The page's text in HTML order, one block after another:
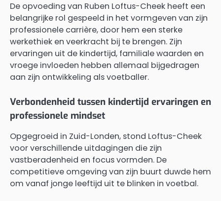
De opvoeding van Ruben Loftus-Cheek heeft een
belangrijke rol gespeeld in het vormgeven van zijn
professionele carrière, door hem een sterke
werkethiek en veerkracht bij te brengen. Zijn
ervaringen uit de kindertijd, familiale waarden en
vroege invloeden hebben allemaal bijgedragen
aan zijn ontwikkeling als voetballer.
Verbondenheid tussen kindertijd ervaringen en
professionele mindset
Opgegroeid in Zuid-Londen, stond Loftus-Cheek
voor verschillende uitdagingen die zijn
vastberadenheid en focus vormden. De
competitieve omgeving van zijn buurt duwde hem
om vanaf jonge leeftijd uit te blinken in voetbal.